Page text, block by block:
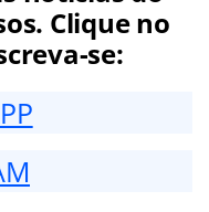
Clique no
se: